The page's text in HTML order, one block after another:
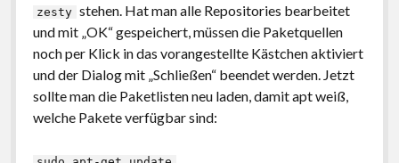
zesty stehen. Hat man alle Repositories bearbeitet
und mit „OK“ gespeichert, müssen die Paketquellen
noch per Klick in das vorangestellte Kästchen aktiviert
und der Dialog mit „Schließen“ beendet werden. Jetzt
sollte man die Paketlisten neu laden, damit apt weiß,
welche Pakete verfügbar sind: